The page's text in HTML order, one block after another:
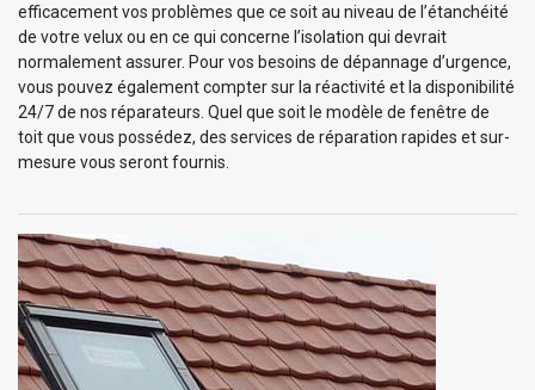
efficacement vos problèmes que ce soit au niveau de l’étanchéité
de votre velux ou en ce qui concerne l’isolation qui devrait
normalement assurer. Pour vos besoins de dépannage d’urgence,
vous pouvez également compter sur la réactivité et la disponibilité
24/7 de nos réparateurs. Quel que soit le modèle de fenêtre de
toit que vous possédez, des services de réparation rapides et sur-
mesure vous seront fournis.